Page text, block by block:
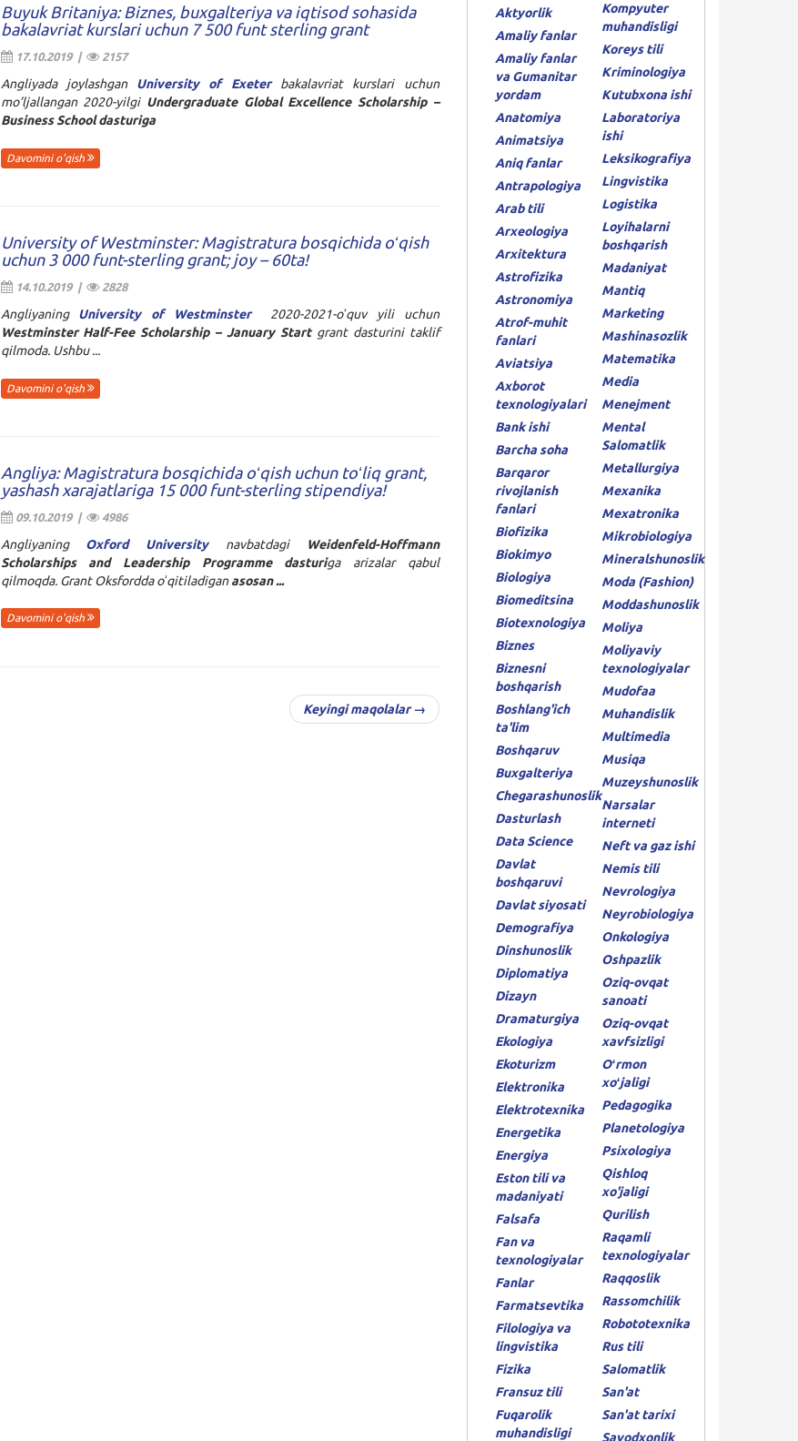
Buyuk Britaniya: Biznes, buxgalteriya va iqtisod sohasida
bakalavriat kurslari uchun 7 500 funt sterling grant
17.10.2019 | 2157
Angliyada joylashgan University of Exeterbakalavriat kurslari uchun
mo’ljallangan 2020-yilgi Undergraduate Global Excellence Scholarship –
Business Schooldasturiga
Davomini o'qish
University of Westminster: Magistratura bosqichida oʻqish
uchun 3 000 funt-sterling grant; joy – 60ta!
14.10.2019 | 2828
Angliyaning University of Westminster
2020-2021-oʻquv yili uchun
Westminster Half-Fee Scholarship – January Start grant dasturini taklif
qilmoda. Ushbu ...
Davomini o'qish
Angliya: Magistratura bosqichida oʻqish uchun toʻliq grant,
yashash xarajatlariga 15 000 funt-sterling stipendiya!
09.10.2019 | 4986
Angliyaning Oxford Universitynavbatdagi
Weidenfeld-Hoffmann
Scholarships and Leadership Programme dasturiga arizalar qabul
qilmoqda. Grant Oksfordda oʻqitiladiganasosan ...
Davomini o'qish
Keyingi maqolalar →
Aktyorlik
Amaliy fanlar
Amaliy fanlar
va Gumanitar
yordam
Anatomiya
Animatsiya
Aniq fanlar
Antrapologiya
Arab tili
Arxeologiya
Arxitektura
Astrofizika
Astronomiya
Atrof-muhit
fanlari
Aviatsiya
Axborot
texnologiyalari
Bank ishi
Barcha soha
Barqaror
rivojlanish
fanlari
Biofizika
Biokimyo
Biologiya
Biomeditsina
Biotexnologiya
Biznes
Biznesni
boshqarish
Boshlang'ich
ta'lim
Boshqaruv
Buxgalteriya
Chegarashunoslik
Dasturlash
Data Science
Davlat
boshqaruvi
Davlat siyosati
Demografiya
Dinshunoslik
Diplomatiya
Dizayn
Dramaturgiya
Ekologiya
Ekoturizm
Elektronika
Elektrotexnika
Energetika
Energiya
Eston tili va
madaniyati
Falsafa
Fan va
texnologiyalar
Fanlar
Farmatsevtika
Filologiya va
lingvistika
Fizika
Fransuz tili
Fuqarolik
muhandisligi
Kompyuter
muhandisligi
Koreys tili
Kriminologiya
Kutubxona ishi
Laboratoriya
ishi
Leksikografiya
Lingvistika
Logistika
Loyihalarni
boshqarish
Madaniyat
Mantiq
Marketing
Mashinasozlik
Matematika
Media
Menejment
Mental
Salomatlik
Metallurgiya
Mexanika
Mexatronika
Mikrobiologiya
Mineralshunoslik
Moda (Fashion)
Moddashunoslik
Moliya
Moliyaviy
texnologiyalar
Mudofaa
Muhandislik
Multimedia
Musiqa
Muzeyshunoslik
Narsalar
interneti
Neft va gaz ishi
Nemis tili
Nevrologiya
Neyrobiologiya
Onkologiya
Oshpazlik
Oziq-ovqat
sanoati
Oziq-ovqat
xavfsizligi
Oʻrmon
xoʻjaligi
Pedagogika
Planetologiya
Psixologiya
Qishloq
xo'jaligi
Qurilish
Raqamli
texnologiyalar
Raqqoslik
Rassomchilik
Robototexnika
Rus tili
Salomatlik
San'at
San'at tarixi
Savodxonlik